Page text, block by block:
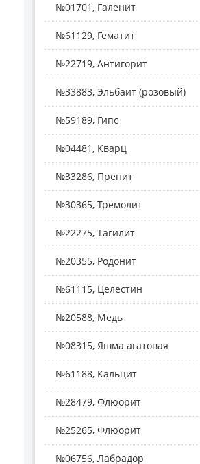
№01701, Галенит
№61129, Гематит
№22719, Антигорит
№33883, Эльбаит (розовый)
№59189, Гипс
№04481, Кварц
№33286, Пренит
№30365, Тремолит
№22275, Тагилит
№20355, Родонит
№61115, Целестин
№20588, Медь
№08315, Яшма агатовая
№61188, Кальцит
№28479, Флюорит
№25265, Флюорит
№06756, Лабрадор